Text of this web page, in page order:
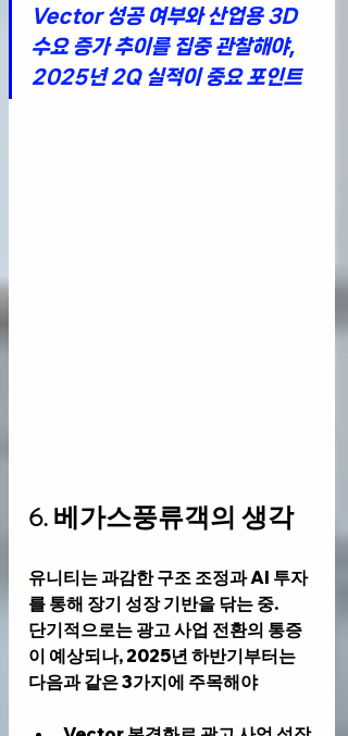
Vector 성공 여부와 산업용 3D
수요 증가 추이를 집중 관찰해야,
2025년 2Q 실적이 중요 포인트
6. 베가스풍류객의 생각
유니티는 과감한 구조 조정과 AI 투자
를 통해 장기 성장 기반을 닦는 중.
단기적으로는 광고 사업 전환의 통증
이 예상되나, 2025년 하반기부터는
다음과 같은 3가지에 주목해야